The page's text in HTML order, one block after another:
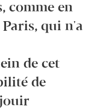
comme en
Paris, qui n'a
de cet
de